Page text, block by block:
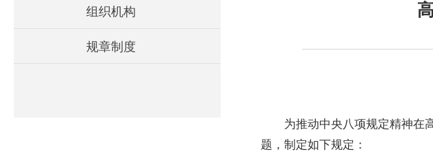
组织机构
规章制度
为推动中央八项规定精神在高
题，制定如下规定：